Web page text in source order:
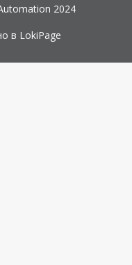
2024
в LokiPage